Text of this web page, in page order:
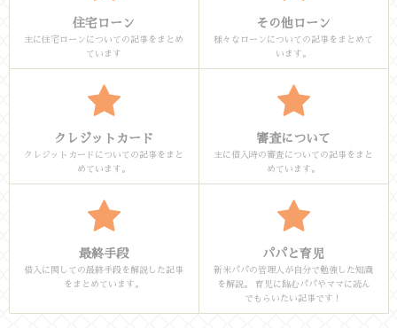
住宅ローン
主に住宅ローンについての記事をまとめ
ています
その他ローン
様々なローンについての記事をまとめて
います。
クレジットカード
クレジットカードについての記事をまと
めています。
審査について
主に借入時の審査についての記事をまと
めています。
最終手段
借入に関しての最終手段を解説した記事
をまとめています。
パパと育児
新米パパの管理人が自分で勉強した知識
を解説。 育児に臨むパパやママに読ん
でもらいたい記事です！